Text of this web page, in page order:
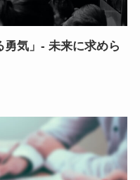
勇気」- 未来に求めら